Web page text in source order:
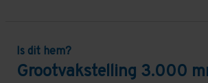
Is dit hem?
Grootvakstelling 3.000